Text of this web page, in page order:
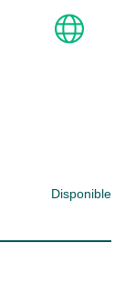
Disponible